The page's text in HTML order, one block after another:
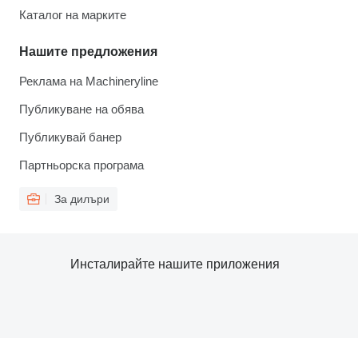
Каталог на марките
Нашите предложения
Реклама на Machineryline
Публикуване на обява
Публикувай банер
Партньорска програма
За дилъри
Инсталирайте нашите приложения